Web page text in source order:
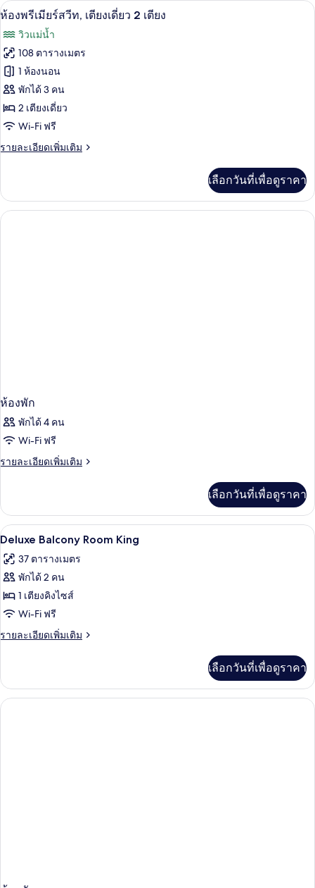
เดี่ยว
2
เตียง
ห้อง
ลัก
ซ์
สวี
ท,
เตียง
เดี่ยว
2
เตียง
เปิด
ภาพถ่าย
ทั้งหมด
ของ
ห้อง
พรีเมียร์
สวีท,
เตียง
2
เตียง
เครื่องนอนระดับพรีเมียม, ผ้านวมขนเ
9
ห้องพรีเมียร์สวีท, เตียงเดี่ยว 2 เตียง
วิวแม่น้ำ
108 ตารางเมตร
1 ห้องนอน
พักได้ 3 คน
2 เตียงเดี่ยว
Wi-Fi ฟรี
รายละเอียดเพิ่มเติม
ราย
เกี่ยว
กับ
ห้อง
เลือกวันที่เพื่อดูราคา
ห้องพัก
พักได้ 4 คน
Wi-Fi ฟรี
รายละเอียดเพิ่มเติม
ราย
เกี่ยว
กับ
ห้อง
เลือกวันที่เพื่อดูราคา
เปิด
ภาพถ่าย
ทั้งหมด
ของ
Deluxe
Balcony
Room
เครื่องนอนระดับพรีเมียม, ผ้านวมขนเ
2
Deluxe Balcony Room King
37 ตารางเมตร
พักได้ 2 คน
1 เตียงคิงไซส์
Wi-Fi ฟรี
รายละเอียดเพิ่มเติม
ราย
เกี่ยว
กับ
Deluxe
เลือกวันที่เพื่อดูราคา